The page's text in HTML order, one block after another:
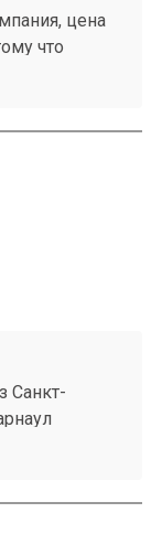
цена
что
Санкт-
до адреса